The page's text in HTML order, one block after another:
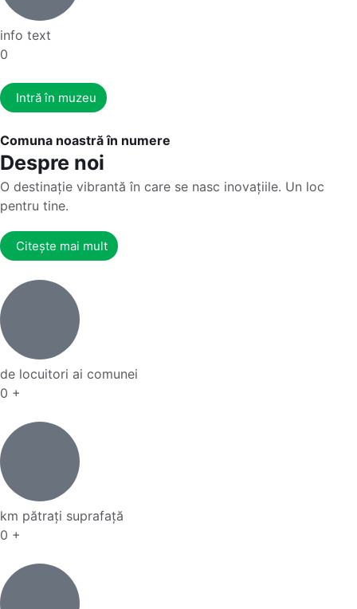
info text
0
Intră în muzeu
Comuna noastră în numere
Despre noi
O destinație vibrantă în care se nasc inovațiile. Un loc
pentru tine.
Citește mai mult
de locuitori ai comunei
0 +
km pătrați suprafață
0 +